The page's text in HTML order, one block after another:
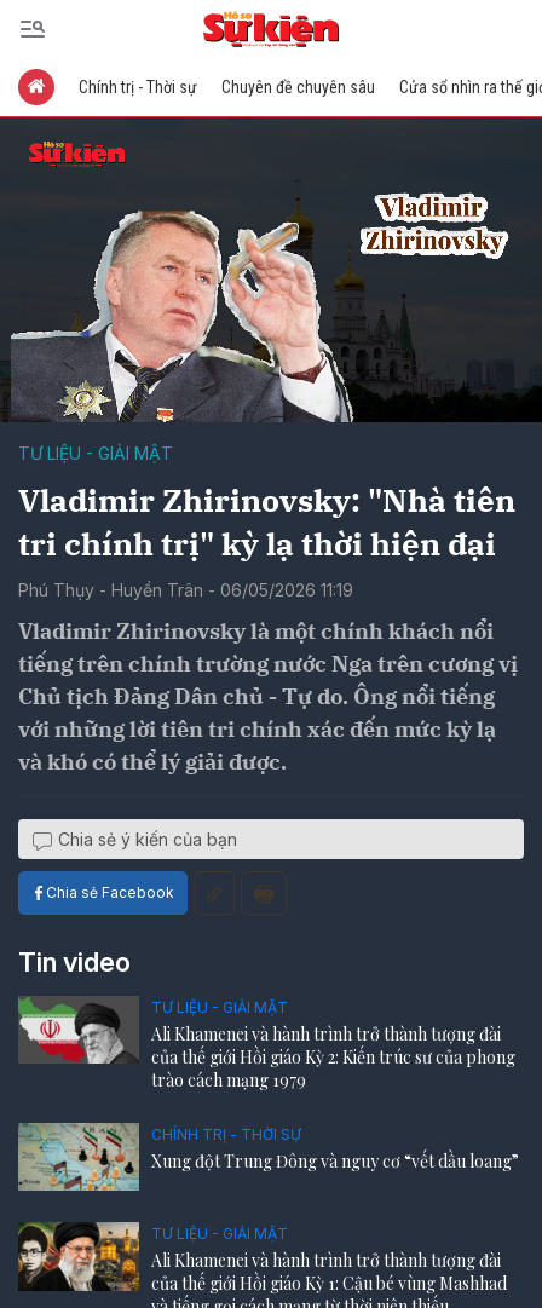
Chính trị - Thời sự Chuyên đề chuyên sâu Cửa sổ nhìn ra thế
TƯ LIỆU - GIẢI MẬT
Vladimir Zhirinovsky: "Nhà tiên
tri chính trị" kỳ lạ thời hiện đại
Phú Thụy - Huyền Trân - 06/05/2026 11:19
Vladimir Zhirinovsky là một chính khách nổi
tiếng trên chính trường nước Nga trên cương vị
Chủ tịch Đảng Dân chủ - Tự do. Ông nổi tiếng
với những lời tiên tri chính xác đến mức kỳ lạ
và khó có thể lý giải được.
Chia sẻ ý kiến của bạn
Chia sẻ Facebook
Tin video
TƯ LIỆU - GIẢI MẬT
Ali Khamenei và hành trình trở thành tượng đài
của thế giới Hồi giáo Kỳ 2: Kiến trúc sư của phong
trào cách mạng 1979
CHÍNH TRỊ - THỜI SỰ
Xung đột Trung Đông và nguy cơ “vết dầu loang”
TƯ LIỆU - GIẢI MẬT
Ali Khamenei và hành trình trở thành tượng đài
của thế giới Hồi giáo Kỳ 1: Cậu bé vùng Mashhad